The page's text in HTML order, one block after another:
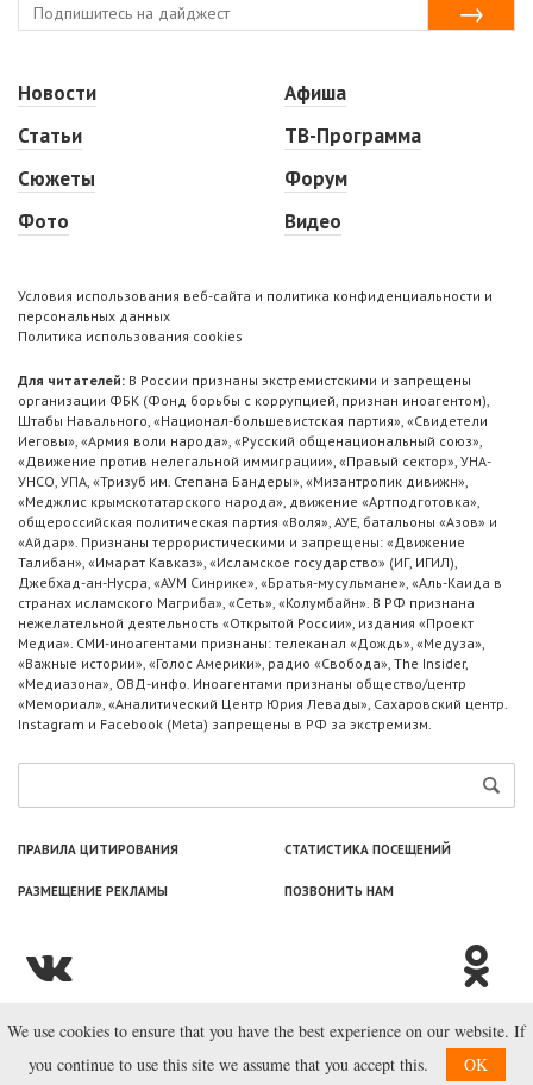
Новости
Статьи
Сюжеты
Фото
Афиша
ТВ-Программа
Форум
Видео
Условия использования веб-сайта и политика конфиденциальности и
персональных данных
Политика использования cookies
Для читателей: В России признаны экстремистскими и запрещены
организации ФБК (Фонд борьбы с коррупцией, признан иноагентом),
Штабы Навального, «Национал-большевистская партия», «Свидетели
Иеговы», «Армия воли народа», «Русский общенациональный союз»,
«Движение против нелегальной иммиграции», «Правый сектор», УНА-
УНСО, УПА, «Тризуб им. Степана Бандеры», «Мизантропик дивижн»,
«Меджлис крымскотатарского народа», движение «Артподготовка»,
общероссийская политическая партия «Воля», АУЕ, батальоны «Азов» и
«Айдар». Признаны террористическими и запрещены: «Движение
Талибан», «Имарат Кавказ», «Исламское государство» (ИГ, ИГИЛ),
Джебхад-ан-Нусра, «АУМ Синрике», «Братья-мусульмане», «Аль-Каида в
странах исламского Магриба», «Сеть», «Колумбайн». В РФ признана
нежелательной деятельность «Открытой России», издания «Проект
Медиа». СМИ-иноагентами признаны: телеканал «Дождь», «Медуза»,
«Важные истории», «Голос Америки», радио «Свобода», The Insider,
«Медиазона», ОВД-инфо. Иноагентами признаны общество/центр
«Мемориал», «Аналитический Центр Юрия Левады», Сахаровский центр.
Instagram и Facebook (Metа) запрещены в РФ за экстремизм.
ПРАВИЛА ЦИТИРОВАНИЯ СТАТИСТИКА ПОСЕЩЕНИЙ
РАЗМЕЩЕНИЕ РЕКЛАМЫ ПОЗВОНИТЬ НАМ
© ООО «Лаборатория Новоcтей», 2003—2026.
We use cookies to ensure that you have the best experience on our website. If
you continue to use this site we assume that you accept this.
OK